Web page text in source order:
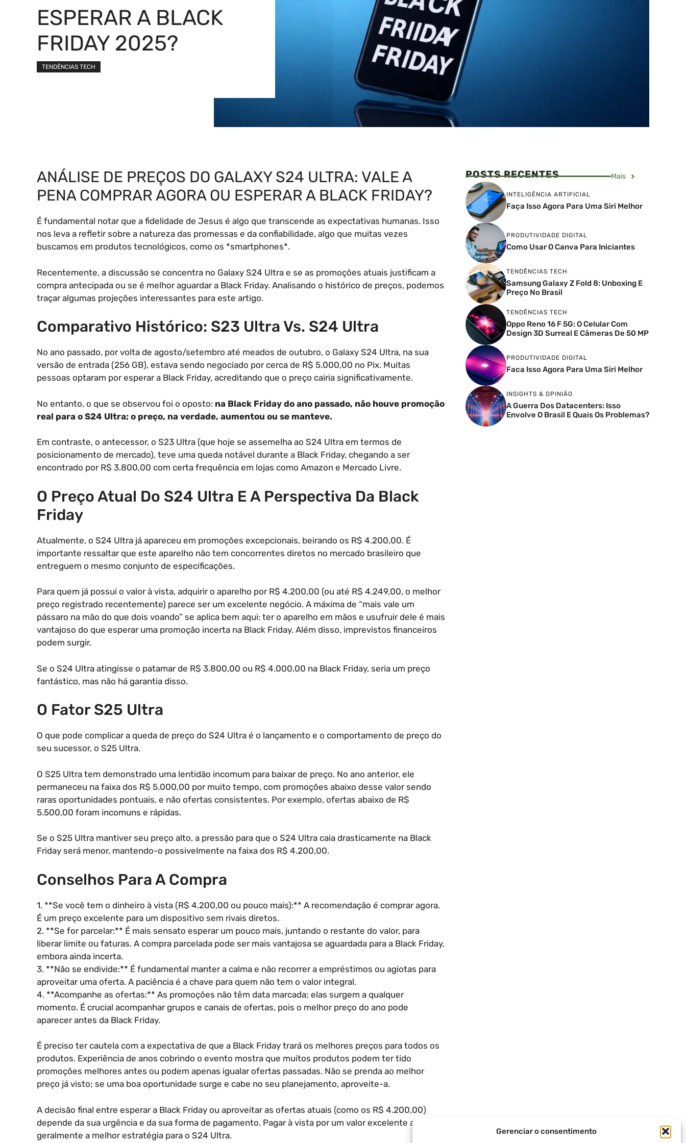
Gerenciar o consentimento
ESPERAR A BLACK
FRIDAY 2025?
TENDÊNCIAS TECH
ANÁLISE DE PREÇOS DO GALAXY S24 ULTRA: VALE A
PENA COMPRAR AGORA OU ESPERAR A BLACK FRIDAY?
É fundamental notar que a fidelidade de Jesus é algo que transcende as expectativas humanas. Isso
nos leva a refletir sobre a natureza das promessas e da confiabilidade, algo que muitas vezes
buscamos em produtos tecnológicos, como os *smartphones*.
Recentemente, a discussão se concentra no Galaxy S24 Ultra e se as promoções atuais justificam a
compra antecipada ou se é melhor aguardar a Black Friday. Analisando o histórico de preços, podemos
traçar algumas projeções interessantes para este artigo.
Comparativo Histórico: S23 Ultra Vs. S24 Ultra
No ano passado, por volta de agosto/setembro até meados de outubro, o Galaxy S24 Ultra, na sua
versão de entrada (256 GB), estava sendo negociado por cerca de R$ 5.000,00 no Pix. Muitas
pessoas optaram por esperar a Black Friday, acreditando que o preço cairia significativamente.
No entanto, o que se observou foi o oposto: na Black Friday do ano passado, não houve promoção
real para o S24 Ultra; o preço, na verdade, aumentou ou se manteve.
Em contraste, o antecessor, o S23 Ultra (que hoje se assemelha ao S24 Ultra em termos de
posicionamento de mercado), teve uma queda notável durante a Black Friday, chegando a ser
encontrado por R$ 3.800,00 com certa frequência em lojas como Amazon e Mercado Livre.
O Preço Atual Do S24 Ultra E A Perspectiva Da Black
Friday
Atualmente, o S24 Ultra já apareceu em promoções excepcionais, beirando os R$ 4.200,00. É
importante ressaltar que este aparelho não tem concorrentes diretos no mercado brasileiro que
entreguem o mesmo conjunto de especificações.
Para quem já possui o valor à vista, adquirir o aparelho por R$ 4.200,00 (ou até R$ 4.249,00, o melhor
preço registrado recentemente) parece ser um excelente negócio. A máxima de “mais vale um
pássaro na mão do que dois voando” se aplica bem aqui: ter o aparelho em mãos e usufruir dele é mais
vantajoso do que esperar uma promoção incerta na Black Friday. Além disso, imprevistos financeiros
podem surgir.
Se o S24 Ultra atingisse o patamar de R$ 3.800,00 ou R$ 4.000,00 na Black Friday, seria um preço
fantástico, mas não há garantia disso.
O Fator S25 Ultra
O que pode complicar a queda de preço do S24 Ultra é o lançamento e o comportamento de preço do
seu sucessor, o S25 Ultra.
O S25 Ultra tem demonstrado uma lentidão incomum para baixar de preço. No ano anterior, ele
permaneceu na faixa dos R$ 5.000,00 por muito tempo, com promoções abaixo desse valor sendo
raras oportunidades pontuais, e não ofertas consistentes. Por exemplo, ofertas abaixo de R$
5.500,00 foram incomuns e rápidas.
Se o S25 Ultra mantiver seu preço alto, a pressão para que o S24 Ultra caia drasticamente na Black
Friday será menor, mantendo-o possivelmente na faixa dos R$ 4.200,00.
Conselhos Para A Compra
1. **Se você tem o dinheiro à vista (R$ 4.200,00 ou pouco mais):** A recomendação é comprar agora.
É um preço excelente para um dispositivo sem rivais diretos.
2. **Se for parcelar:** É mais sensato esperar um pouco mais, juntando o restante do valor, para
liberar limite ou faturas. A compra parcelada pode ser mais vantajosa se aguardada para a Black Friday,
embora ainda incerta.
3. **Não se endivide:** É fundamental manter a calma e não recorrer a empréstimos ou agiotas para
aproveitar uma oferta. A paciência é a chave para quem não tem o valor integral.
4. **Acompanhe as ofertas:** As promoções não têm data marcada; elas surgem a qualquer
momento. É crucial acompanhar grupos e canais de ofertas, pois o melhor preço do ano pode
aparecer antes da Black Friday.
É preciso ter cautela com a expectativa de que a Black Friday trará os melhores preços para todos os
produtos. Experiência de anos cobrindo o evento mostra que muitos produtos podem ter tido
promoções melhores antes ou podem apenas igualar ofertas passadas. Não se prenda ao melhor
preço já visto; se uma boa oportunidade surge e cabe no seu planejamento, aproveite-a.
A decisão final entre esperar a Black Friday ou aproveitar as ofertas atuais (como os R$ 4.200,00)
depende da sua urgência e da sua forma de pagamento. Pagar à vista por um valor excelente agora é
geralmente a melhor estratégia para o S24 Ultra.
POSTS RECENTES Mais
INTELIGÊNCIA ARTIFICIAL
Faça Isso Agora Para Uma Siri Melhor
PRODUTIVIDADE DIGITAL
Como Usar O Canva Para Iniciantes
TENDÊNCIAS TECH
Samsung Galaxy Z Fold 8: Unboxing E
Preço No Brasil
TENDÊNCIAS TECH
Oppo Reno 16 F 5G: O Celular Com
Design 3D Surreal E Câmeras De 50 MP
PRODUTIVIDADE DIGITAL
Faca Isso Agora Para Uma Siri Melhor
INSIGHTS & OPINIÃO
A Guerra Dos Datacenters: Isso
Envolve O Brasil E Quais Os Problemas?